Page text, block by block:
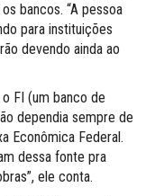
bancos. “A pessoa
para instituições
devendo ainda ao
FI (um banco de
dependia sempre de
Econômica Federal.
dessa fonte pra
ele conta.